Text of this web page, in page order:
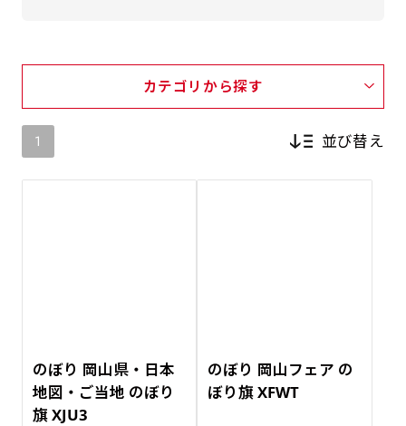
カテゴリから探す
1 並び替え
のぼり 岡山県・日本
地図・ご当地 のぼり
旗 XJU3
のぼり 岡山フェア の
ぼり旗 XFWT